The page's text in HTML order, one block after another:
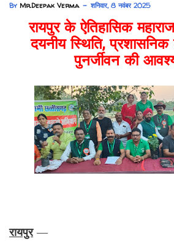
By Mr.Deepak Verma शनिवार, 8 नवंबर 2025
रायपुर के ऐतिहासिक
दयनीय स्थिति, प्रशासनिक
पुनर्जीवन की
रायपुर—